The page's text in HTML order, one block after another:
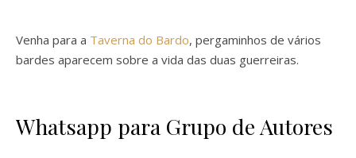
Venha para a Taverna do Bardo, pergaminhos de vários
bardes aparecem sobre a vida das duas guerreiras.
Whatsapp para Grupo de Autores